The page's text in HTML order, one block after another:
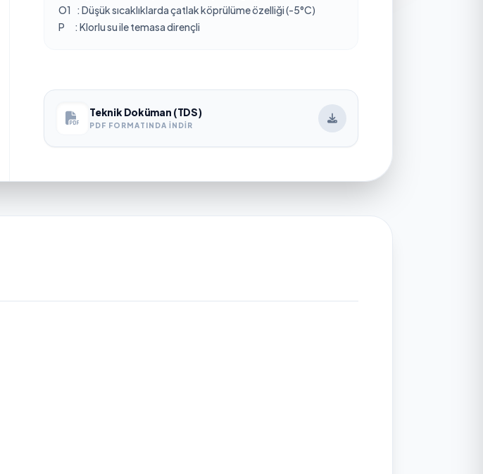
O1 : Düşük sıcaklıklarda çatlak köprülüme özelliği (-5°C)
P : Klorlu su ile temasa dirençli
Teknik Doküman (TDS)
PDF FORMATINDA İNDIR